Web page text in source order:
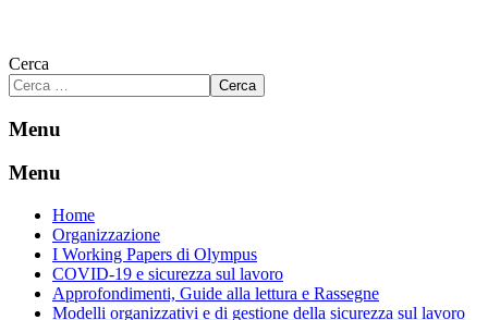
Cerca
Cerca
Menu
Menu
Home
Organizzazione
I Working Papers di Olympus
COVID-19 e sicurezza sul lavoro
Approfondimenti, Guide alla lettura e Rassegne
Modelli organizzativi e di gestione della sicurezza sul lavoro